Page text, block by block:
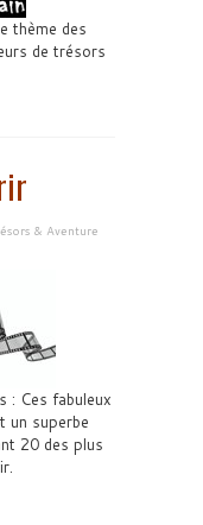
thème des
de trésors
& Aventure
: Ces fabuleux
un superbe
20 des plus